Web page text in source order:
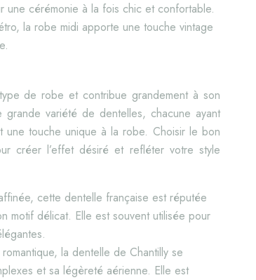
une cérémonie à la fois chic et confortable.
la robe midi apporte une touche vintage
de robe et contribue grandement à son
variété de dentelles, chacune ayant
une touche unique à la robe. Choisir le bon
créer l’effet désiré et refléter votre style
cette dentelle française est réputée
motif délicat. Elle est souvent utilisée pour
la dentelle de Chantilly se
et sa légèreté aérienne. Elle est